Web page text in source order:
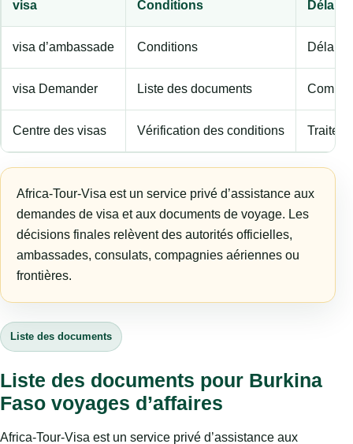
visa Conditions Délai
visa d’ambassade Conditions Délai
visa Demander Liste des documents
Centre des visas Vérification des conditions
Africa-Tour-Visa est un service privé d’assistance aux
demandes de visa et aux documents de voyage. Les
décisions finales relèvent des autorités officielles,
ambassades, consulats, compagnies aériennes ou
frontières.
Liste des documents
Liste des documents pour Burkina
Faso voyages d’affaires
Africa-Tour-Visa est un service privé d’assistance aux